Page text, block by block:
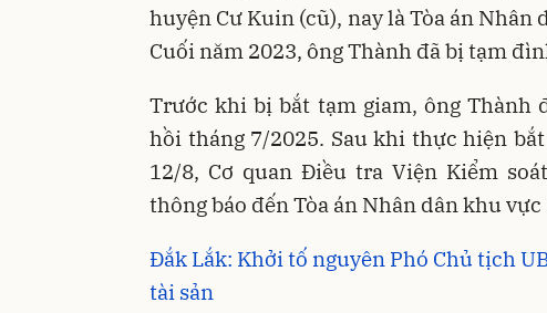
huyện Cư Kuin (cũ), nay là Tòa án
Cuối năm 2023, ông Thành đã bị tạm
Trước khi bị bắt tạm giam, ông Thành
hồi tháng 7/2025. Sau khi thực hiện
12/8, Cơ quan Điều tra Viện Kiểm
thông báo đến Tòa án Nhân dân khu
Đắk Lắk: Khởi tố nguyên Phó Chủ tịch
tài sản